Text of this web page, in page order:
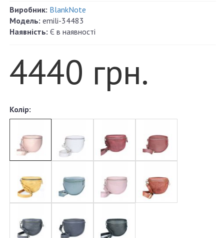
Виробник: BlankNote
Модель: emili-34483
Наявність: Є в наявності
4440 грн.
Колір: